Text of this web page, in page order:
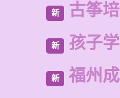
新 古筝
新 孩子
新 福州